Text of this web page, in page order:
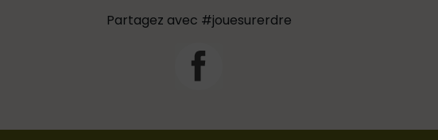
Partagez avec #jouesurerdre